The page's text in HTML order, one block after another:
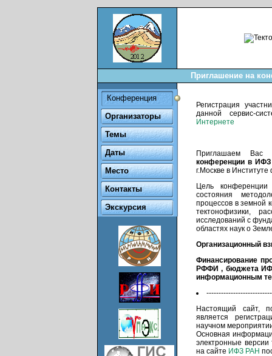
Конференция
Организаторы
Темы
Даты
Место
Контакты
Экскурсия
Приглашение на
Регистрация
данной сервис-
Интернете
Приглашаем
конференции в
г.Москве в
Цель конференции
состояния
процессов в земной
тектонофизики,
исследований с
областях наук о
Организационный
Финансирование
РФФИ , бюджета
информационным
Настоящий сайт,
является
научном
Основная
электронные
на сайте ИФЗ РАН